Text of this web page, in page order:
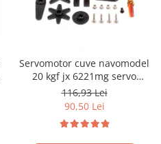
Servomotor cuve navomodel
20 kgf jx 6221mg servo
accesorii incluse
116,93 Lei
90,50 Lei